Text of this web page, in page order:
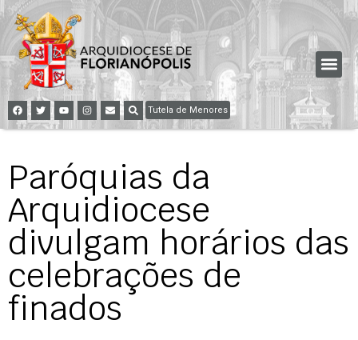
Tutela de Menores
Paróquias da
Arquidiocese
divulgam horários das
celebrações de
finados